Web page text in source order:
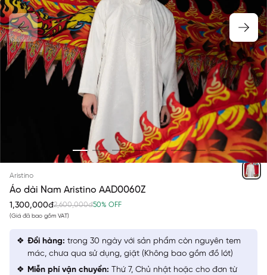
Aristino
Áo dài Nam Aristino AAD0060Z
1,300,000đ2,600,000đ50% OFF
(Giá đã bao gồm VAT)
TRẮNG 6 THÊU
Đổi hàng: trong 30 ngày với sản phẩm còn nguyên tem
mác, chưa qua sử dụng, giặt (Không bao gồm đồ lót)
Miễn phí vận chuyển: Thứ 7, Chủ nhật hoặc cho đơn từ